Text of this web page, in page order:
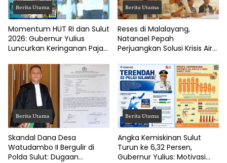
Berita Utama
Momentum HUT RI dan Sulut
2026: Gubernur Yulius
Luncurkan Keringanan Pajak
Berita Utama
Reses di Malalayang,
Natanael Pepah
Perjuangkan Solusi Krisis Air
DPRD Manado
Berita Utama
Skandal Dana Desa
Watudambo II Bergulir di
Polda Sulut: Dugaan
Berita Utama
Angka Kemiskinan Sulut
Turun ke 6,32 Persen,
Gubernur Yulius: Motivasi